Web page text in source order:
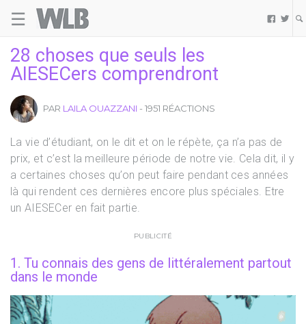
☰  
28 choses que seuls les
AIESECers comprendront
PAR LAILA OUAZZANI - 1951 RÉACTIONS
La vie d’étudiant, on le dit et on le répète, ça n’a pas de
prix, et c’est la meilleure période de notre vie. Cela dit, il y
a certaines choses qu’on peut faire pendant ces années
là qui rendent ces dernières encore plus spéciales. Etre
un AIESECer en fait partie.
PUBLICITÉ
1. Tu connais des gens de littéralement partout
dans le monde